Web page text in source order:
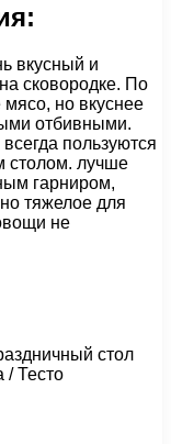
вкусный и
сковородке. По
но вкуснее
отбивными.
пользуются
столом. лучше
гарниром,
тяжелое для
не
стол
/ Тесто